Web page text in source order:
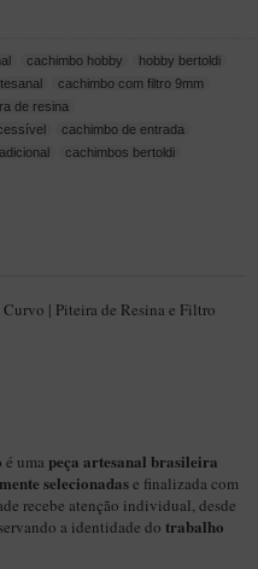
cachimbo hobby
hobby bertoldi
cachimbo com filtro 9mm
de resina
cachimbo de entrada
cachimbos bertoldi
| Piteira de Resina e Filtro
é uma peça artesanal brasileira
selecionadase finalizada com
recebe atenção individual, desde
a identidade do trabalho